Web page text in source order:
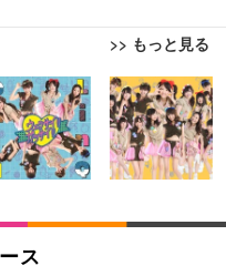
>> もっと見る
ア 椅子 テレワーク 疲れな
スト コンパクト 約105度ロッ
度回転 座面昇降 強化ナイロ
ッシュ 在宅ワーク H-WY01
ェア／デスクチェア メッシ
ない ブラック
ミアムモニター | FlexScan
UHD・USB Type-C・ホワ
ミアムモニター | FlexScan
ットシーツ 薄型 レギュラー 1
イト 300枚
トシーツ 厚型 ワイド 42枚
収面:ライトブルー)
ス